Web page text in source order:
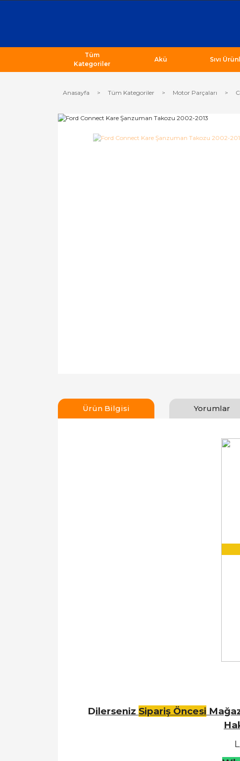
Tüm
Kategoriler
Akü Sıvı
Anasayfa Tüm Kategoriler Motor Parçaları
Ürün Bilgisi Yorumlar
Dilerseniz Sipariş Öncesi
L